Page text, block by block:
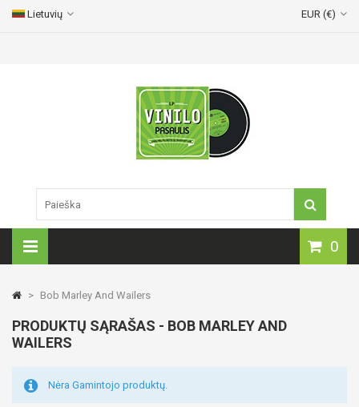
EUR (€)
Lietuvių
0
> Bob Marley And Wailers
PRODUKTŲ SĄRAŠAS - BOB MARLEY AND
WAILERS
Nėra Gamintojo produktų.